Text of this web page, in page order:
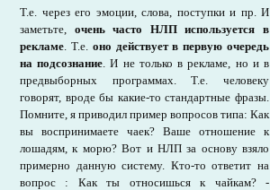
Т.е. через его эмоции, слова, поступки и пр. И
заметьте, очень часто НЛП используется в
рекламе. Т.е. оно действует в первую очередь
на подсознание. И не только в рекламе, но и в
предвыборных программах. Т.е. человеку
говорят, вроде бы какие-то стандартные фразы.
Помните, я приводил пример вопросов типа: Как
вы воспринимаете чаек? Ваше отношение к
лошадям, к морю? Вот и НЛП за основу взяло
примерно данную систему. Кто-то ответит на
вопрос : Как ты относишься к чайкам? -